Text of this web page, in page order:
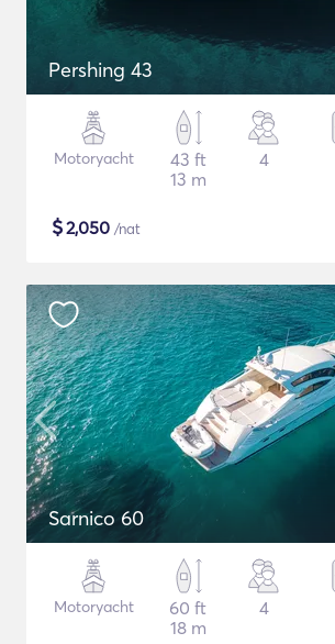
Pershing 43
Motoryacht
43 ft
13 m
4
$2,050 /nat
Sarnico 60
Motoryacht
60 ft
18 m
4